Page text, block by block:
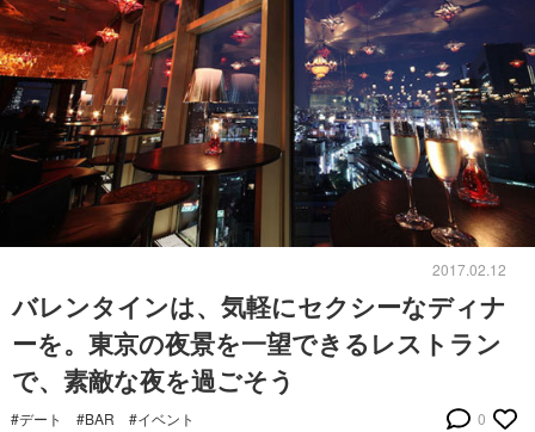
2017.02.12
バレンタインは、気軽にセクシーなディナ
ーを。東京の夜景を一望できるレストラン
で、素敵な夜を過ごそう
#デート #BAR #イベント 0